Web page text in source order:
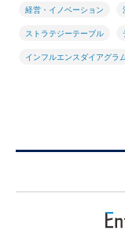
経営・イノベーション
ストラテジーテーブル
インフルエンスダイアグラ